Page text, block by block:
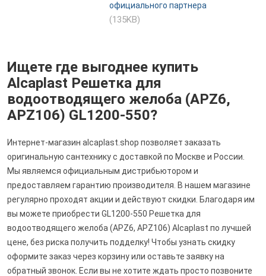
официального партнера
(135KB)
Ищете где выгоднее купить
Alcaplast Решетка для
водоотводящего желоба (APZ6,
APZ106) GL1200-550?
Интернет-магазин alcaplast.shop позволяет заказать
оригинальную сантехнику с доставкой по Москве и России.
Мы являемся официальным дистрибьютором и
предоставляем гарантию производителя. В нашем магазине
регулярно проходят акции и действуют скидки. Благодаря им
вы можете приобрести GL1200-550 Решетка для
водоотводящего желоба (APZ6, APZ106) Alcaplast по лучшей
цене, без риска получить подделку! Чтобы узнать скидку
оформите заказ через корзину или оставьте заявку на
обратный звонок. Если вы не хотите ждать просто позвоните